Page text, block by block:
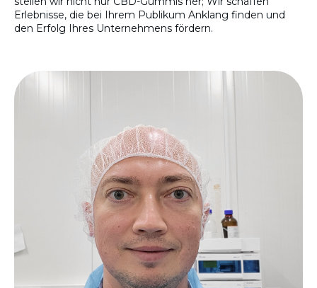
Erlebnisse, die bei Ihrem Publikum Anklang finden und
den Erfolg Ihres Unternehmens fördern.